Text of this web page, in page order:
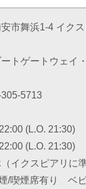
市舞浜1-4 イク
トゲートウェイ
5713
(L.O. 21:30)
(L.O. 21:30)
イクスピアリに
/喫煙席有り ベビ